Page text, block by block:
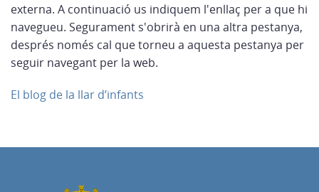
externa. A continuació us indiquem l'enllaç per a que hi
navegueu. Segurament s'obrirà en una altra pestanya,
després només cal que torneu a aquesta pestanya per
seguir navegant per la web.
El blog de la llar d’infants